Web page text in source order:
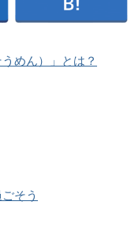
めん）」とは？
そう